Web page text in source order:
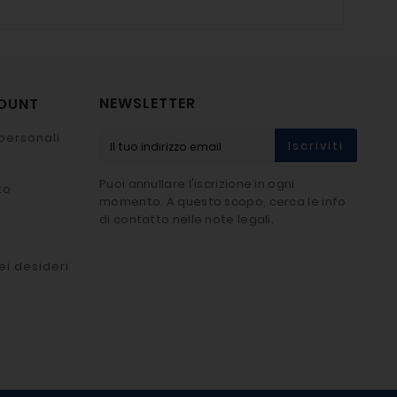
desideri
NEWSLETTER
Iscriviti
Puoi annullare l'iscrizione in ogni
momento. A questo scopo, cerca le info
di contatto nelle note legali.